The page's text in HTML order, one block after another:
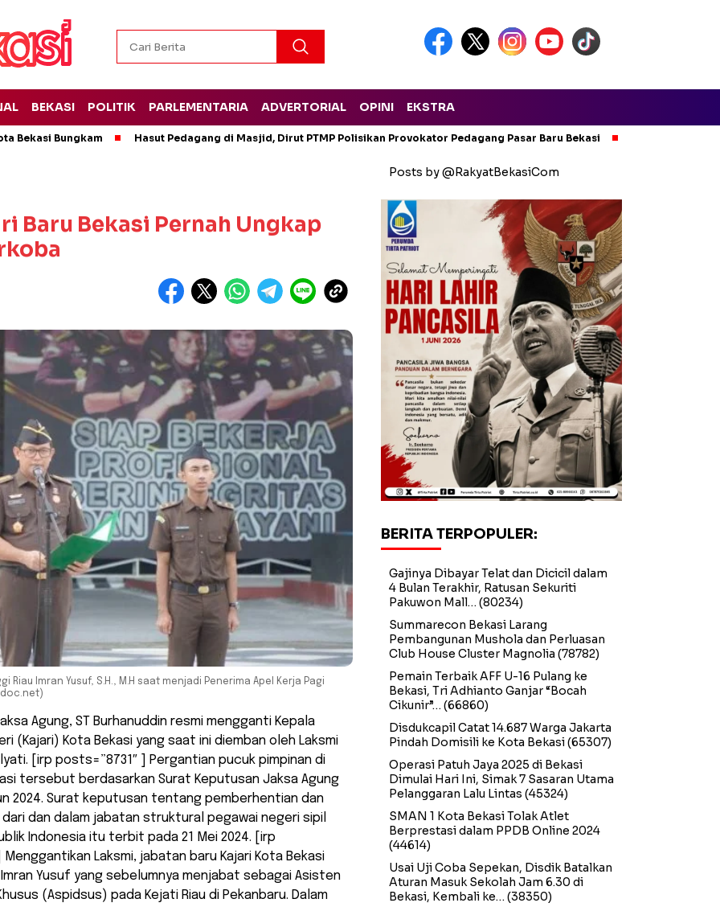
BEKASI POLITIK PARLEMENTARIA ADVERTORIAL OPINI EKSTRA
Bekasi Bungkam Hasut Pedagang di Masjid, Dirut PTMP Polisikan Provokator Pedagang Pasar Baru Bekasi
Baru Bekasi Pernah Ungkap
Riau Imran Yusuf, S.H., M.H saat menjadi Penerima Apel Kerja Pagi
Jaksa Agung, ST Burhanuddin resmi mengganti Kepala
(Kajari) Kota Bekasi yang saat ini diemban oleh Laksmi
[irp posts=”8731″ ] Pergantian pucuk pimpinan di
tersebut berdasarkan Surat Keputusan Jaksa Agung
2024. Surat keputusan tentang pemberhentian dan
dan dalam jabatan struktural pegawai negeri sipil
Indonesia itu terbit pada 21 Mei 2024. [irp
Menggantikan Laksmi, jabatan baru Kajari Kota Bekasi
Yusuf yang sebelumnya menjabat sebagai Asisten
(Aspidsus) pada Kejati Riau di Pekanbaru. Dalam
Posts by @RakyatBekasiCom
BERITA TERPOPULER:
Gajinya Dibayar Telat dan Dicicil dalam
4 Bulan Terakhir, Ratusan Sekuriti
Pakuwon Mall… (80234)
Summarecon Bekasi Larang
Pembangunan Mushola dan Perluasan
Club House Cluster Magnolia (78782)
Pemain Terbaik AFF U-16 Pulang ke
Bekasi, Tri Adhianto Ganjar “Bocah
Cikunir”… (66860)
Disdukcapil Catat 14.687 Warga Jakarta
Pindah Domisili ke Kota Bekasi(65307)
Operasi Patuh Jaya 2025 di Bekasi
Dimulai Hari Ini, Simak 7 Sasaran Utama
Pelanggaran Lalu Lintas (45324)
SMAN 1 Kota Bekasi Tolak Atlet
Berprestasi dalam PPDB Online 2024
(44614)
Usai Uji Coba Sepekan, Disdik Batalkan
Aturan Masuk Sekolah Jam 6.30 di
Bekasi, Kembali ke… (38350)